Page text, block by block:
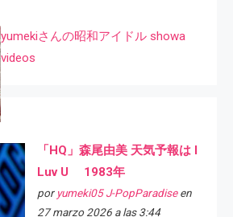
yumekiさんの昭和アイドル showa
videos
「HQ」森尾由美 天気予報は I
Luv U 1983年
por yumeki05 J-PopParadiseen
27 marzo 2026 a las 3:44